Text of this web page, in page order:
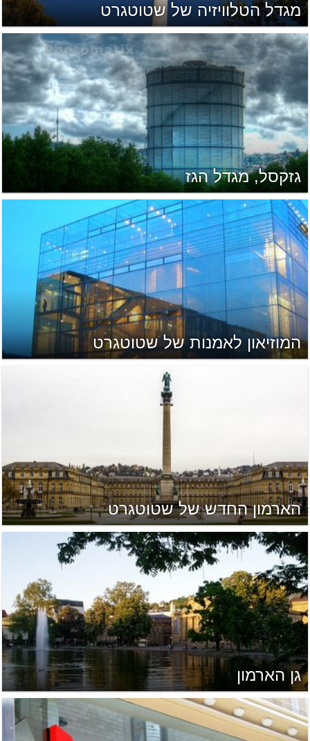
מגדל הטלוויזיה של שטוטגרט
גזקסל, מגדל הגז
המוזיאון לאמנות של שטוטגרט
הארמון החדש של שטוטגרט
גן הארמון